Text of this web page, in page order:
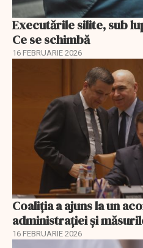
Executările silite, sub
Ce se schimbă
16 FEBRUARIE 2026
Coaliția a ajuns la un
administrației și
16 FEBRUARIE 2026